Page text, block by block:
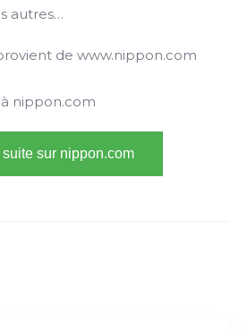
autres…
de www.nippon.com
nippon.com
suite sur nippon.com